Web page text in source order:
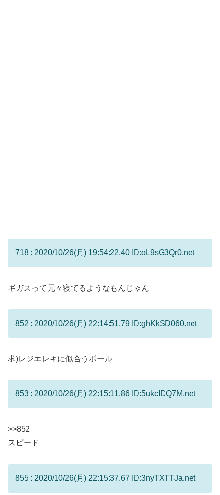
718 : 2020/10/26(月) 19:54:22.40 ID:oL9sG3Qr0.net
ギガスって元々寝てるようなもんじゃん
852 : 2020/10/26(月) 22:14:51.79 ID:ghKkSD060.net
求)レジエレキに似合うボール
853 : 2020/10/26(月) 22:15:11.86 ID:5ukcIDQ7M.net
>>852
スピード
855 : 2020/10/26(月) 22:15:37.67 ID:3nyTXTTJa.net